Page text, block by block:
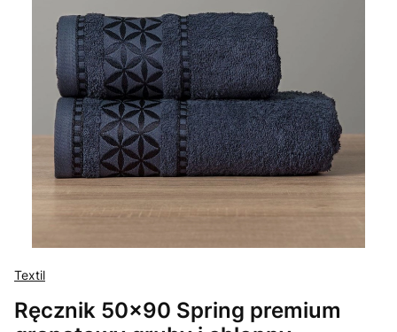
Textil
Ręcznik 50x90 Spring premium